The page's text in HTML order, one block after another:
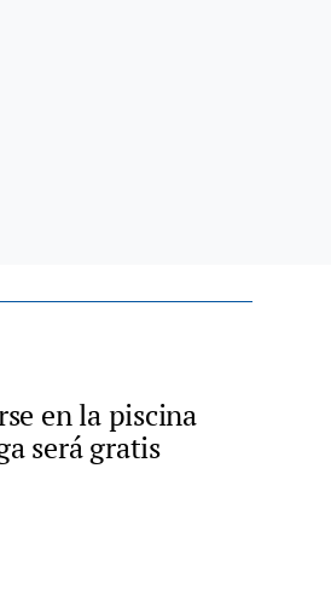
en la piscina
será gratis